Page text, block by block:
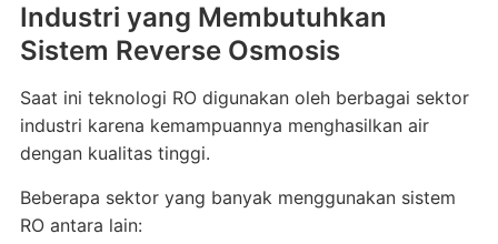
Industri yang Membutuhkan
Sistem Reverse Osmosis
Saat ini teknologi RO digunakan oleh berbagai sektor
industri karena kemampuannya menghasilkan air
dengan kualitas tinggi.
Beberapa sektor yang banyak menggunakan sistem
RO antara lain: